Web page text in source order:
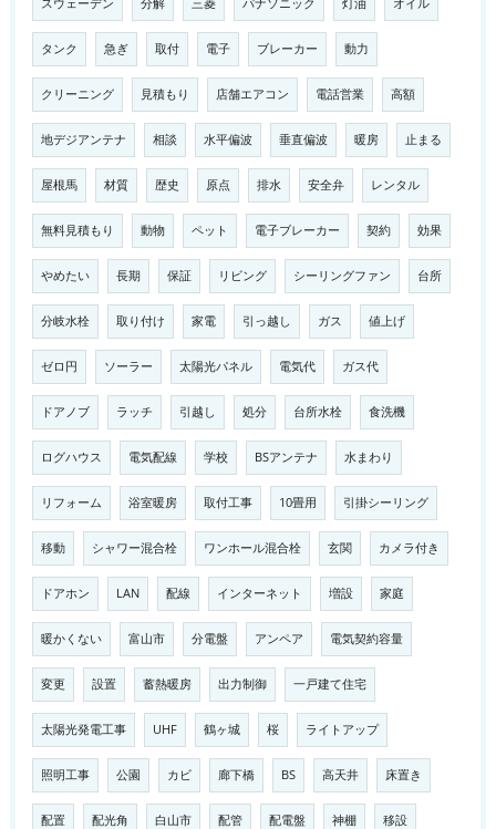
スウェーデン 分解 三菱 パナソニック 灯油 オイル
タンク 急ぎ 取付 電子 ブレーカー 動力
クリーニング 見積もり 店舗エアコン 電話営業 高額
地デジアンテナ 相談 水平偏波 垂直偏波 暖房 止まる
屋根馬 材質 歴史 原点 排水 安全弁 レンタル
無料見積もり 動物 ペット 電子ブレーカー 契約 効果
やめたい 長期 保証 リビング シーリングファン 台所
分岐水栓 取り付け 家電 引っ越し ガス 値上げ
ゼロ円 ソーラー 太陽光パネル 電気代 ガス代
ドアノブ ラッチ 引越し 処分 台所水栓 食洗機
ログハウス 電気配線 学校 BSアンテナ 水まわり
リフォーム 浴室暖房 取付工事 10畳用 引掛シーリング
移動 シャワー混合栓 ワンホール混合栓 玄関 カメラ付き
ドアホン LAN 配線 インターネット 増設 家庭
暖かくない 富山市 分電盤 アンペア 電気契約容量
変更 設置 蓄熱暖房 出力制御 一戸建て住宅
太陽光発電工事 UHF 鶴ヶ城 桜 ライトアップ
照明工事 公園 カビ 廊下橋 BS 高天井 床置き
配置 配光角 白山市 配管 配電盤 神棚 移設